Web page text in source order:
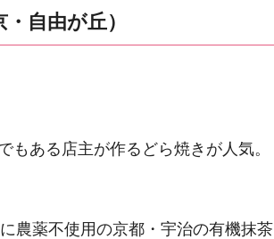
自由が丘）
もある店主が作るどら焼きが人気。
農薬不使用の京都・宇治の有機抹茶